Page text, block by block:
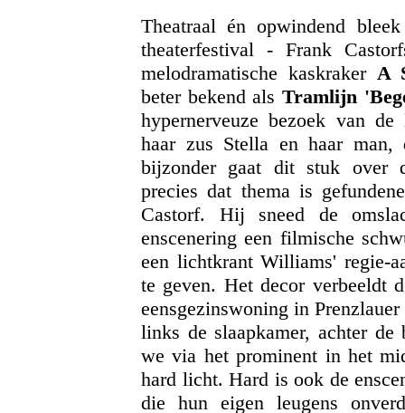
Theatraal én opwindend
theaterfestival - Frank
melodramatische kaskraker A
beter bekend alsTramlijn
hypernerveuze bezoek van de
haar zus Stella en haar
bijzonder gaat dit stuk over
precies dat thema is
Castorf. Hij sneed de
enscenering een filmische
een lichtkrant Williams' regie-
te geven. Het decor verbeeldt
eensgezinswoning in
links de slaapkamer, achter de
we via het prominent in het
hard licht. Hard is ook de
die hun eigen leugens